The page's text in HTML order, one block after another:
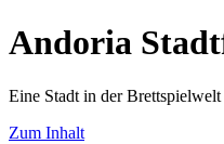
Andoria
Eine Stadt in der Brettspielwelt
Zum Inhalt